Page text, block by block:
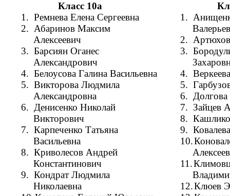
Класс 10а
1. Ремнева Елена Сергеевна
2. Абаринов Максим
Алексеевич
3. Барсиян Оганес
Александрович
4. Белоусова Галина Васильевна
5. Викторова Людмила
Александровна
6.
Денисенко Николай
Викторович
7. Карпеченко Татьяна
Васильевна
8. Криволесов Андрей
Константинович
9. Кондрат Людмила
Николаевна
1.
2.
3.
4.
5.
6.
7. Зайцев
8.
9.
10.
11.
12.Клюев